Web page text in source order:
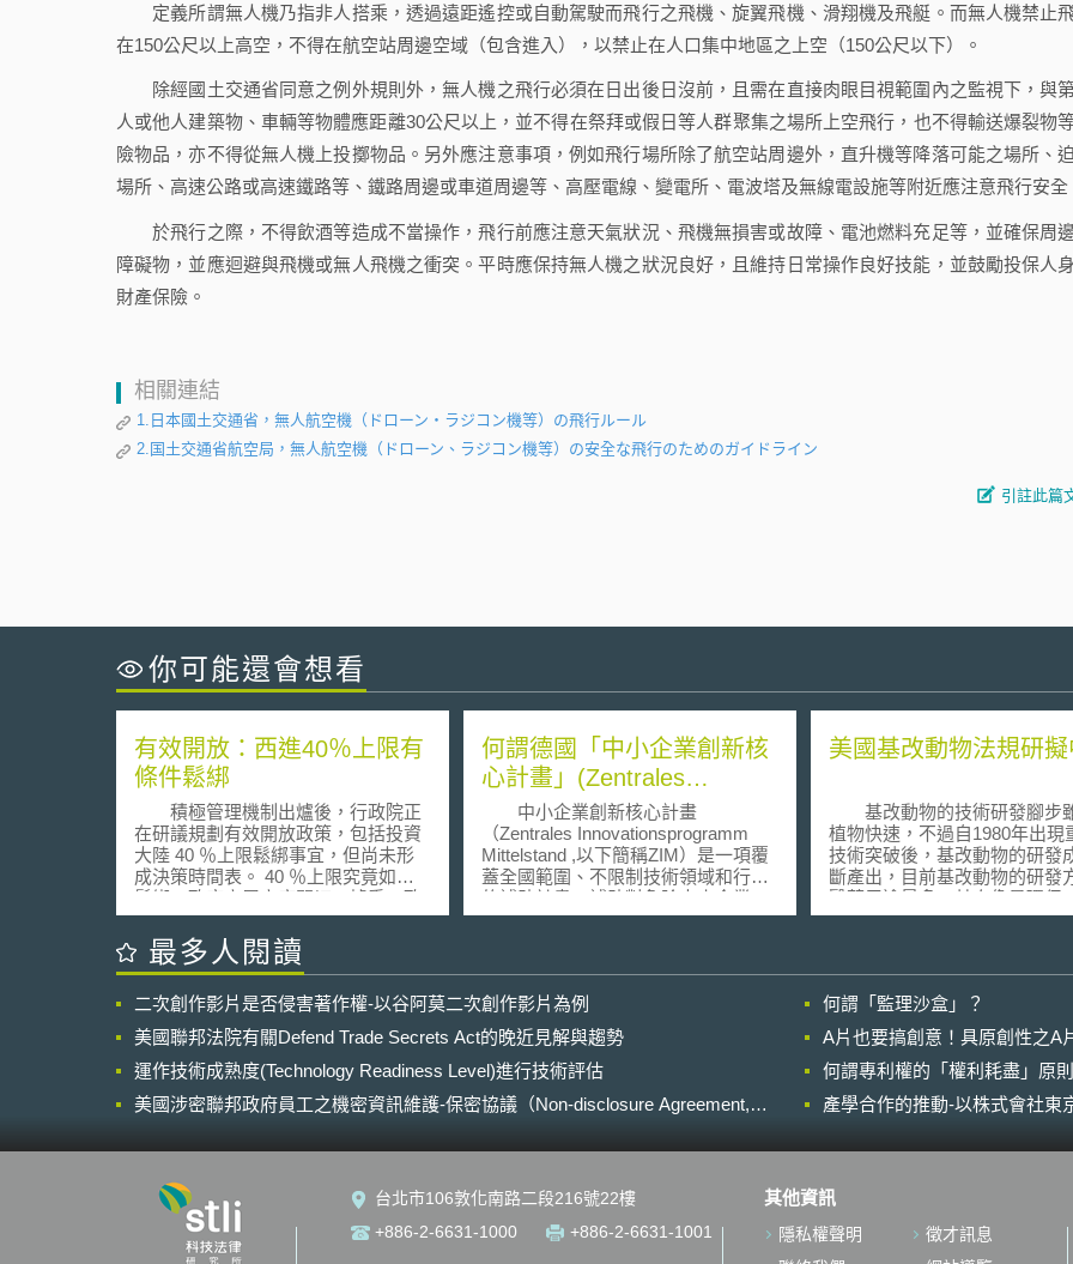
定義所謂無人機乃指非人搭乘，透過遠距遙控或自動駕駛而飛行之飛機、旋翼飛機、滑翔機及飛艇。而無人機禁止
在150公尺以上高空，不得在航空站周邊空域（包含進入），以禁止在人口集中地區之上空（150公尺以下）。
除經國土交通省同意之例外規則外，無人機之飛行必須在日出後日沒前，且需在直接肉眼目視範圍內之監視下，與
人或他人建築物、車輛等物體應距離30公尺以上，並不得在祭拜或假日等人群聚集之場所上空飛行，也不得輸送爆裂物
險物品，亦不得從無人機上投擲物品。另外應注意事項，例如飛行場所除了航空站周邊外，直升機等降落可能之場所、
場所、高速公路或高速鐵路等、鐵路周邊或車道周邊等、高壓電線、變電所、電波塔及無線電設施等附近應注意飛行安全
於飛行之際，不得飲酒等造成不當操作，飛行前應注意天氣狀況、飛機無損害或故障、電池燃料充足等，並確保周
障礙物，並應迴避與飛機或無人飛機之衝突。平時應保持無人機之狀況良好，且維持日常操作良好技能，並鼓勵投保人
財產保險。
相關連結
1.日本國土交通省，無人航空機（ドローン・ラジコン機等）の飛行ルール
2.国土交通省航空局，無人航空機（ドローン、ラジコン機等）の安全な飛行のためのガイドライン
引註此篇
你可能還會想看
有效開放：西進40％上限有
條件鬆綁
積極管理機制出爐後，行政院正
在研議規劃有效開放政策，包括投資
大陸 40 ％上限鬆綁事宜，但尚未形
成決策時間表。 40 ％上限究竟如何
鬆綁，政府高層高度關切，據悉，政
府已委託財經智庫提供一份兩岸經貿
對策建議白皮書，擬作為政府兩岸政
策建議及六月召開台灣經濟永續成長
業、個別產業個案檢視放寬，對大陸
投資利益必須大於不良負作用。
財經智庫建議以七大配套指標決定 40
％上限的鬆綁，七大指標包括：一、
產業無法在台生產，也無法擴大中國
以外的市場生產，應予放寬；二、在
大市場；三、在中國獲利可匯回台灣
回饋股東；四、企業領先全球，必須
對中國擴大投資以繼續取得全球領先
地位。五、該企業在台有很大營運及
研發中心，即以台灣為根；六、該企
何謂德國「中小企業創新核
心計畫」(Zentrales
Innovationsprogramm
Mittelstand)？
中小企業創新核心計畫
（Zentrales Innovationsprogramm
Mittelstand ,以下簡稱ZIM）是一項覆
蓋全國範圍、不限制技術領域和行業
的補助計畫，補助對象除中小企業
外，還包括與之合作的研究機構。該
受補助中小企業的範圍，且提高資助
資金的數額，將對企業補助的最高數
額從35萬提高到38萬，對研究機構補
助的最高數額從17.5萬提高到19萬歐
元，以持續提升德國中小企業的創新
能力與競爭力；企業與合作研究機構
發獲得資金，研發主題不限，重點在
畫中的中小企業為員工人數不超過
499人，同時年營業額低於5000萬歐
元或資產負債表總額低於4300萬歐元
美國基改動物法規研擬
基改動物的技術研發腳步
植物快速，不過自1980年出現
技術突破後，基改動物的研發
斷產出，目前基改動物的研發
醫藥用途最多，其次像是環保
用、抗氣候變遷等，均有相關
動物提出規範細節及資訊調查
告。 由於美國並未對基改生物訂
定管理專法，而是利用既有的
系來管理基因改造生物，而既
原各有其規範目的，因此如何
既有法規的規範目的出發，闡
關主管機關將如何運用既有法
目前FDA內的CVM（
Veterinary Medicine）已率先宣
對基改動物的主管權限，並公
最多人閱讀
二次創作影片是否侵害著作權-以谷阿莫二次創作影片為例
何謂「監理沙盒」？
美國聯邦法院有關Defend Trade Secrets Act的晚近見解與趨勢
A片也要搞創意！具原創性之A
運作技術成熟度(Technology Readiness Level)進行技術評估
何謂專利權的「權利耗盡」原
美國涉密聯邦政府員工之機密資訊維護-保密協議（Non-disclosure Agreement,
產學合作的推動-以株式會社東
台北市106敦化南路二段216號22樓
+886-2-6631-1000
+886-2-6631-1001
其他資訊
隱私權聲明
徵才訊息